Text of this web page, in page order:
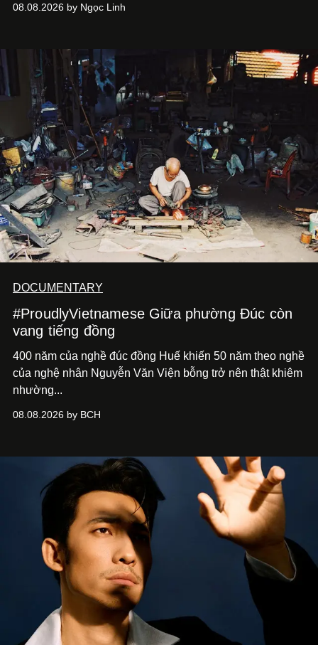
sử dụng bảng màu nâu sữa, kem, trắng ngà cùng những
quán cà phê. Dưới đây là những mẫu nail được yêu thích
nhất của xu hướng này.
08.08.2026 by Ngọc Linh
DOCUMENTARY
#ProudlyVietnamese Giữa phường Đúc còn
vang tiếng đồng
400 năm của nghề đúc đồng Huế khiến 50 năm theo nghề
của nghệ nhân Nguyễn Văn Viện bỗng trở nên thật khiêm
nhường...
08.08.2026 by BCH